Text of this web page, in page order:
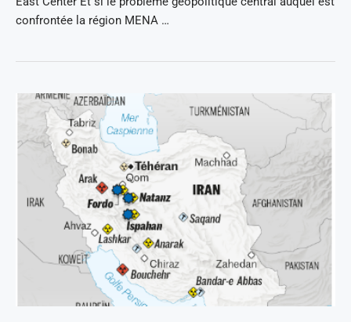
confrontée la région MENA …